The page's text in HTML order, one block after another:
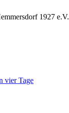
1927 e.V.
vier Tage